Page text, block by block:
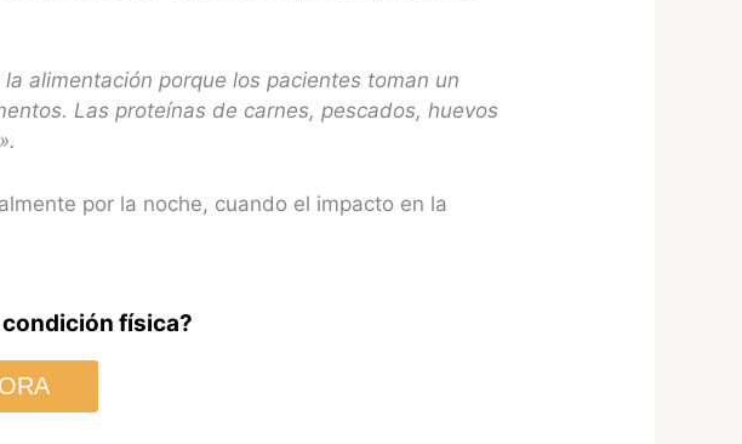
alimentación porque los pacientes toman un
Las proteínas de carnes, pescados, huevos
por la noche, cuando el impacto en la
física?